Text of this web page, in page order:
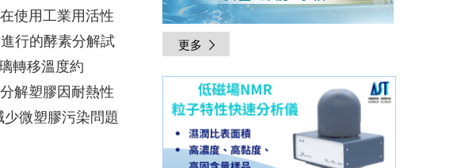
使用工業用活性
行的酵素分解試
轉移溫度約
解塑膠因耐熱性
微塑膠污染問題
更多